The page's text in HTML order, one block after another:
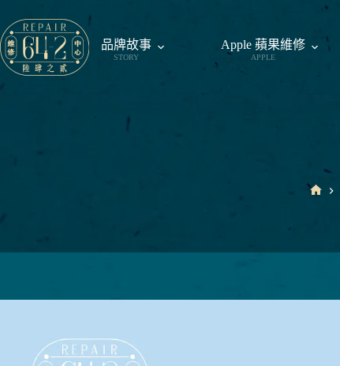
至
主
要
品牌故事
STORY
Apple 蘋果維修
APPLE